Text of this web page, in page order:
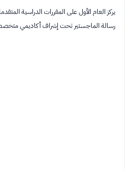
يركز العام الأول على المقررات الدراسية
رسالة الماجستير تحت إشراف أكاديمي